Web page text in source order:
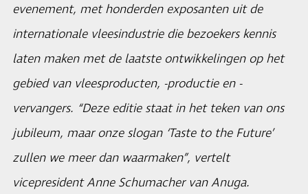
evenement, met honderden exposanten uit de
internationale vleesindustrie die bezoekers kennis
laten maken met de laatste ontwikkelingen op het
gebied van vleesproducten, -productie en -
vervangers. “Deze editie staat in het teken van ons
jubileum, maar onze slogan ‘Taste to the Future’
zullen we meer dan waarmaken”, vertelt
vicepresident Anne Schumacher van Anuga.